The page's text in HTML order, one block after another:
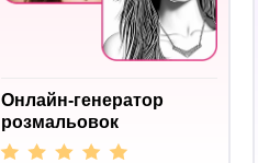
Онлайн-генератор
розмальовок